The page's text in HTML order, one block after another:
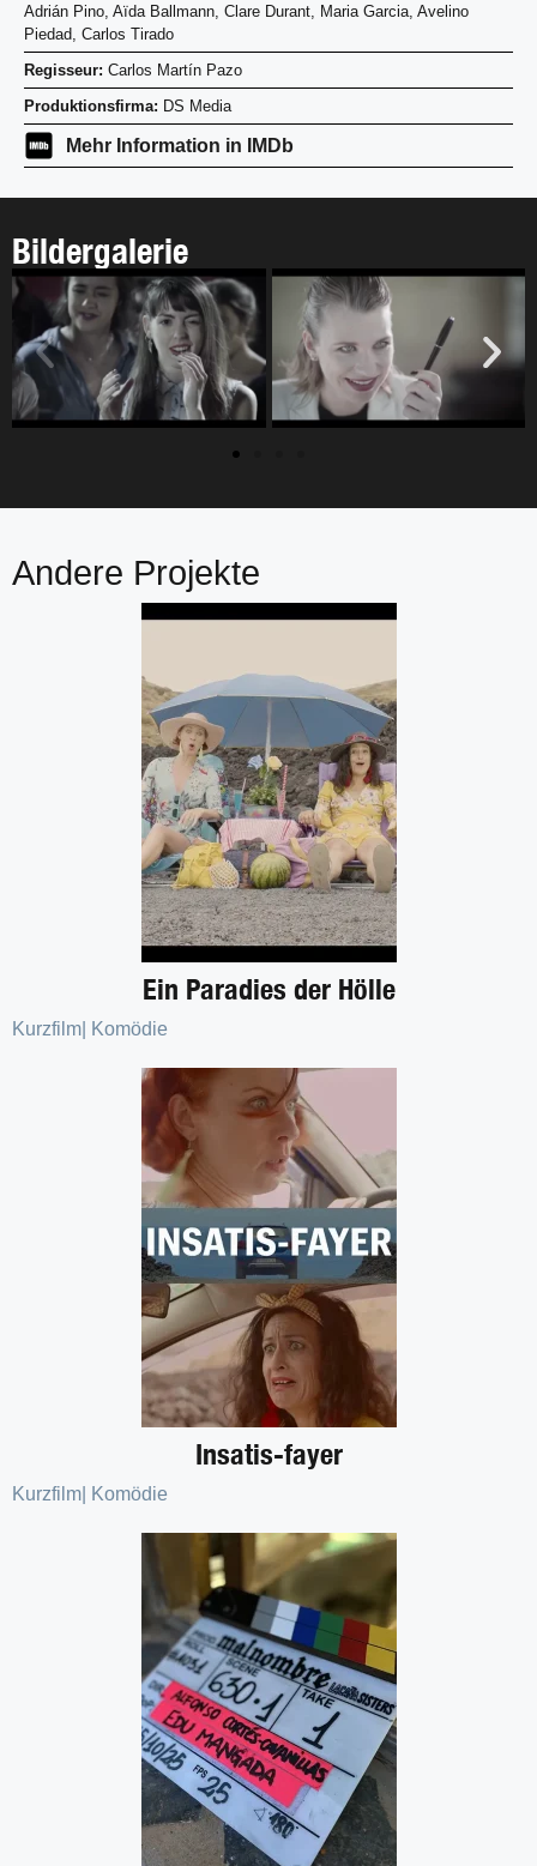
Adrián Pino, Aïda Ballmann, Clare Durant, Maria Garcia, Avelino
Piedad, Carlos Tirado
Regisseur: Carlos Martín Pazo
Produktionsfirma: DS Media
Mehr Information in IMDb
Bildergalerie
Andere Projekte
Ein Paradies der Hölle
Kurzfilm Komödie
Insatis-fayer
Kurzfilm Komödie